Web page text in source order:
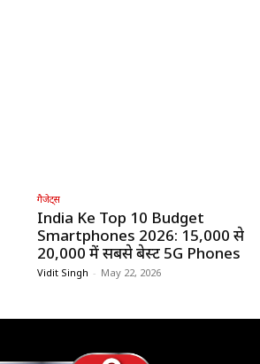
गैजेट्स
India Ke Top 10 Budget
Smartphones 2026: ₹15,000 से
₹20,000 में सबसे बेस्ट 5G Phones
Vidit Singh - May 22, 2026